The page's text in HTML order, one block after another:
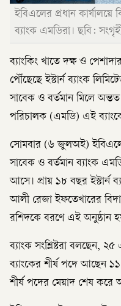
ইবিএলের প্রধান কার্যালয়ে
ব্যাংক এমডিরা। ছবি:
ব্যাংকিং খাতে দক্ষ ও
পৌঁছেছে ইস্টার্ন ব্যাংক
সাবেক ও বর্তমান মিলে অন্তত
পরিচালক (এমডি) এই
সোমবার (৬ জুলঅই) ইবিএলের
সাবেক ও বর্তমান ব্যাংক
আসে। প্রায় ১৮ বছর ইস্টার্ন
আলী রেজা ইফতেখারের
রশিদকে বরণে এই অনুষ্ঠান
ব্যাংক সংশ্লিষ্টরা বলছেন, ২৫
ব্যাংকের শীর্ষ পদে আছেন
শীর্ষ পদের মেয়াদ শেষ করে